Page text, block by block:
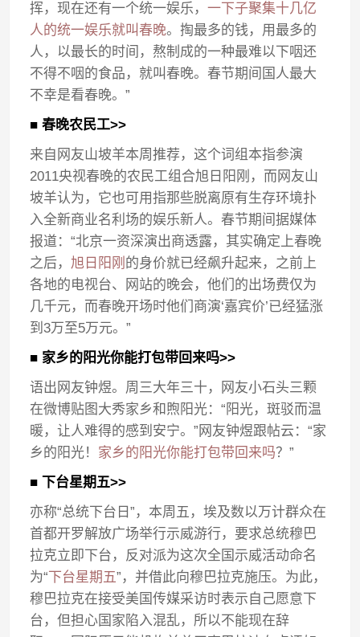
挥，现在还有一个统一娱乐，一下子聚集十几亿
人的统一娱乐就叫春晚。掏最多的钱，用最多的
人，以最长的时间，熬制成的一种最难以下咽还
不得不咽的食品，就叫春晚。春节期间国人最大
不幸是看春晚。”
■ 春晚农民工>>
来自网友山坡羊本周推荐，这个词组本指参演
2011央视春晚的农民工组合旭日阳刚，而网友山
坡羊认为，它也可用指那些脱离原有生存环境扑
入全新商业名利场的娱乐新人。春节期间据媒体
报道：“北京一资深演出商透露，其实确定上春晚
之后，旭日阳刚 的身价就已经飙升起来，之前上
各地的电视台、网站的晚会，他们的出场费仅为
几千元，而春晚开场时他们商演‘嘉宾价’已经猛涨
到3万至5万元。”
■ 家乡的阳光你能打包带回来吗>>
语出网友钟煜。周三大年三十，网友小石头三颗
在微博贴图大秀家乡和煦阳光：“阳光，斑驳而温
暖，让人难得的感到安宁。”网友钟煜跟帖云：“家
乡的阳光！ 家乡的阳光你能打包带回来吗？”
■ 下台星期五>>
亦称“总统下台日”，本周五，埃及数以万计群众在
首都开罗解放广场举行示威游行，要求总统穆巴
拉克立即下台，反对派为这次全国示威活动命名
为“下台星期五”，并借此向穆巴拉克施压。为此，
穆巴拉克在接受美国传媒采访时表示自己愿意下
台，但担心国家陷入混乱，所以不能现在辞